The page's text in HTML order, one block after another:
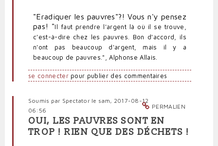
"Eradiquer les pauvres"?! Vous n'y pensez
pas! "Il faut prendre l'argent là où il se trouve,
c'est-à-dire chez les pauvres. Bon d'accord, ils
n'ont pas beaucoup d'argent, mais il y a
beaucoup de pauvres.", Alphonse Allais.
se connecterpour publier des commentaires
PERMALIEN
Soumis par Spectatorle sam, 2017-08-12
06:56
OUI, LES PAUVRES SONT EN
TROP ! RIEN QUE DES DÉCHETS !